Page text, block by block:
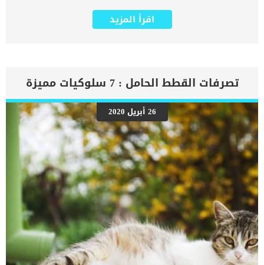
نمو العظام أمراض نخاع العظم عند الكلاب مثل فقر الدم وتليف نخاع
العظم وسرطان الدم. هناك نوعان رئيسيان من عملية اخذ عينة نخاع عظم
الصحة العامة للكلاب قبل القيام بهذا الإجراء الطبي.سيقوم الطبيب
البيطرى بإعطاء الكلب المهدئات مسكنات الألم لمساعدة الكلب على
الهدوء والسكون. اقرا ايضا: خلل نمو العظام عند الكلاب .. الاسباب
والعلاجيتم اعطاء الكلب حقنة تخدير موضعي.كما يفضل حلاقة المنطقة
المحددة ادخال الابرة الفارغة الذى بدوره ستجمع عينات نخاع العظم.يتم
سحب مكبس الحقنة الى الخلف لشفط العينة.بعد ذلك توضع العينة على
شريحة ليتم فحصها مجهريا. اما بخصوص اجراءات الخزعة الأساسية: يقوم
الطبيب البيطري بعمل بعض تحاليل البول والدم لاكتشاف قدرة الكلب
الصحية على تحمل التخدير الكلى.عليك ان تمنع كلبك من الطعام والشراب
فى الليلة التى […]
اقرأ المزيد
تصرفات القطط الحامل : 7 سلوكيات مميزة
26 أبريل 2020